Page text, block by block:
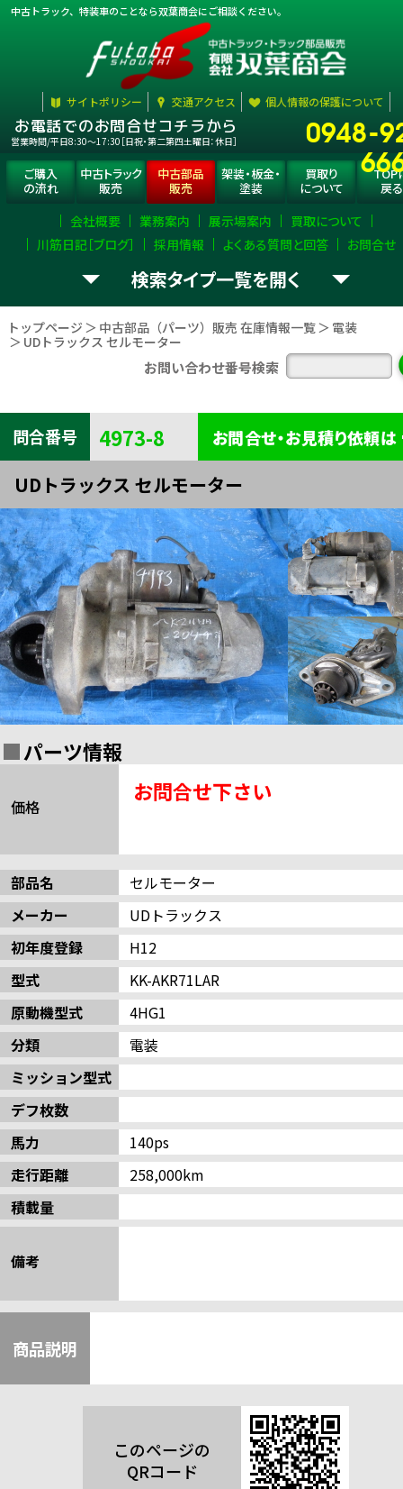
中古トラック、特装車のことなら双葉商会にご相談ください。
サイトポリシー 交通アクセス 個人情報の保護について
お電話でのお問合せコチラから
営業時間/平日8:30〜17:30［日祝・第二第四土曜日：休日］ 0948-
ご購入
の流れ
中古トラック
販売
中古部品
販売
架装・板金・
塗装
買取り
について
TOP
戻る
会社概要 業務案内 展示場案内
買取について
川筋日記［ブログ］
採用情報 よくある質問と回答 お問合せ
お探し トラック部品（パーツ）を選択 して下さい。
エンジン ミッション
キャビン 電装 内装
タイヤ・
足まわり
外装
エンジン
関連
全部品一覧検索
検索タイプ一覧
トップページ 中古部品（パーツ）販売 在庫情報一覧
電装
UDトラックス セルモーター
お問い合わせ番号検索
問合番号 4973-8
UDトラックス セルモーター
お問合せ・お見積り依頼は
パーツ情報
価格
お問合せ下さい
部品名
セルモーター
メーカー
UDトラックス
初年度登録
H12
型式
KK-AKR71LAR
原動機型式
4HG1
分類
電装
ミッション型式
デフ枚数
馬力
140ps
走行距離
258,000km
積載量
備考
商品説明
このページの
QRコード